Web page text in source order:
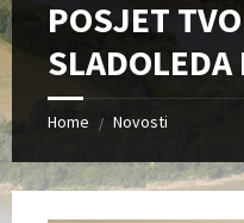
POSJET
SLADOLEDA
Home / Novosti